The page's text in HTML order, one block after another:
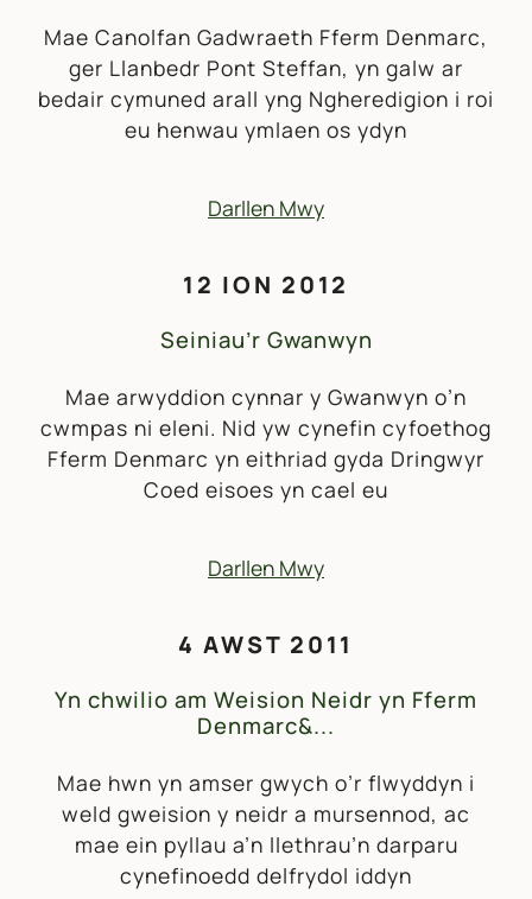
Mae Canolfan Gadwraeth Fferm Denmarc,
ger Llanbedr Pont Steffan, yn galw ar
bedair cymuned arall yng Ngheredigion i roi
eu henwau ymlaen os ydyn
Darllen Mwy
12 ION 2012
Seiniau’r Gwanwyn
Mae arwyddion cynnar y Gwanwyn o’n
cwmpas ni eleni. Nid yw cynefin cyfoethog
Fferm Denmarc yn eithriad gyda Dringwyr
Coed eisoes yn cael eu
Darllen Mwy
4 AWST 2011
Yn chwilio am Weision Neidr yn Fferm
Denmarc&...
Mae hwn yn amser gwych o’r flwyddyn i
weld gweision y neidr a mursennod, ac
mae ein pyllau a’n llethrau’n darparu
cynefinoedd delfrydol iddyn